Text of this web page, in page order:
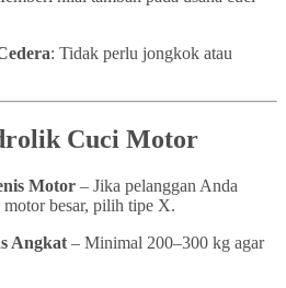
: Tidak perlu jongkok atau
Cuci Motor
Motor – Jika pelanggan Anda
besar, pilih tipe X.
Angkat – Minimal 200–300 kg agar